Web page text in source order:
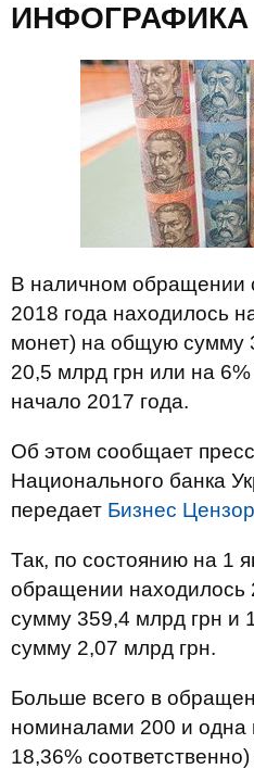
ИНФОГРАФИКА
В наличном обращении
2018 года находилось
монет) на общую сумму
20,5 млрд грн или на
начало 2017 года.
Об этом сообщает
Национального банка
передает Бизнес Цензор
Так, по состоянию на 1
обращении находилось
сумму 359,4 млрд грн и
сумму 2,07 млрд грн.
Больше всего в
номиналами 200 и одна
18,36%